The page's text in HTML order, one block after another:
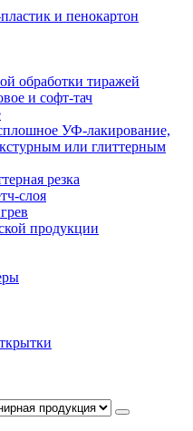
и пенокартон
обработки тиражей
и софт-тач
УФ-лакирование,
или глиттерным
резка
слоя
продукции